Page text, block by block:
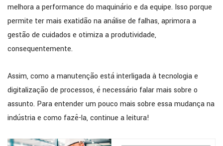
melhora a performance do maquinário e da equipe. Isso porque
permite ter mais exatidão na análise de falhas, aprimora a
gestão de cuidados e otimiza a produtividade,
consequentemente.
Assim, como a manutenção está interligada à tecnologia e
digitalização de processos, é necessário falar mais sobre o
assunto. Para entender um pouco mais sobre essa mudança na
indústria e como fazê-la, continue a leitura!